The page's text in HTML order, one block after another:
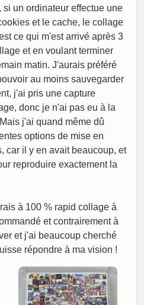
un ordinateur effectue une
et le cache, le collage
ce qui m'est arrivé après 3
et en voulant terminer
matin. J'aurais préféré
au moins sauvegarder
j'ai pris une capture
donc je n'ai pas eu à la
j'ai quand même dû
options de mise en
car il y en avait beaucoup, et
reproduire exactement la
à 100 % rapid collage à
et contrairement à
et j'ai beaucoup cherché
répondre à ma vision !